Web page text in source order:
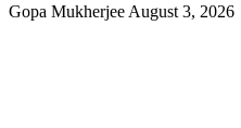
Gopa Mukherjee August 3, 2026